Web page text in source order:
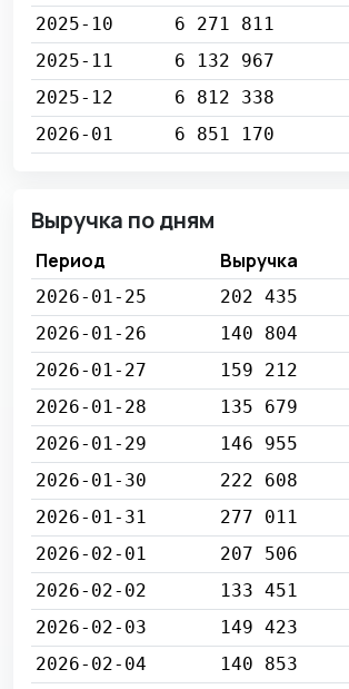
2025-10
6 271 811
2025-11
6 132 967
2025-12
6 812 338
2026-01
6 851 170
Выручка по дням
Период Выручка
2026-01-25 202 435
2026-01-26
140 804
2026-01-27
159 212
2026-01-28
135 679
2026-01-29
146 955
2026-01-30
222 608
2026-01-31
277 011
2026-02-01
207 506
2026-02-02
133 451
2026-02-03
149 423
2026-02-04
140 853